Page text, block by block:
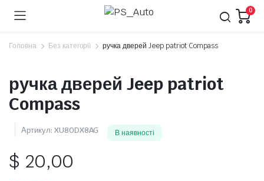
0
Головна Без категорії ручка дверей Jeep patriot Compass
ручка дверей Jeep patriot
Compass
Артикул: XU80DX8AG В наявності
$ 20,00